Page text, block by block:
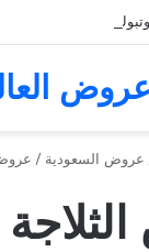
عروض السعودية / عروض